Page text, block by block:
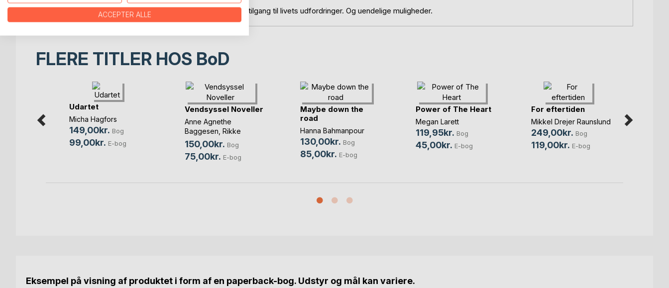
Lad dig gerne inspirere af min eventyrlystne og spirituelle tilgang til livets udfordringer. Og uendelige muligheder.
FLERE TITLER HOS BoD
Udartet
Micha Hagfors
149,00kr. Bog
99,00kr. E-bog
Vendsyssel Noveller
Anne Agnethe
Baggesen Rikke
Lundsgaard Brøndt
150,00kr. Bog
75,00kr. E-bog
Maybe down the
road
Hanna Bahmanpour
130,00kr. Bog
85,00kr. E-bog
Power of The Heart
Megan Larett
119,95kr. Bog
45,00kr. E-bog
For eftertiden
Mikkel Drejer Raunslund
249,00kr. Bog
119,00kr. E-bog
Eksempel på visning af produktet i form af en paperback-bog. Udstyr og mål kan variere.
ACCEPTER ALLE